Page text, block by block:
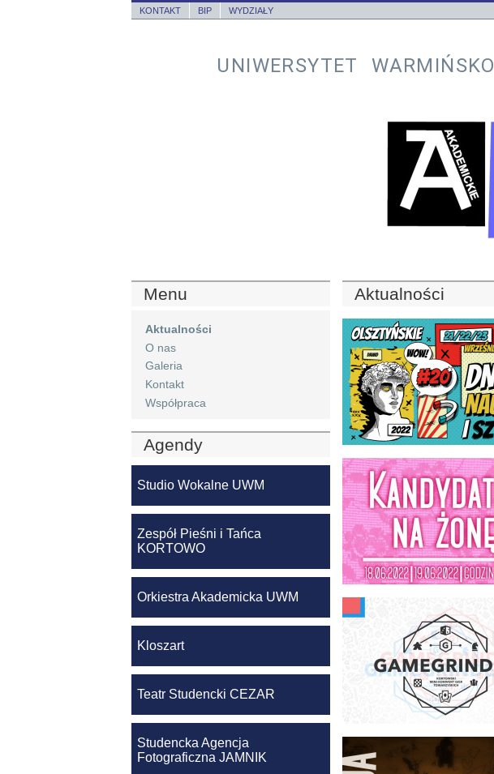
KONTAKT BIP WYDZIAŁY
UNIWERSYTET WARMIŃSKO
Menu
Aktualności
O nas
Galeria
Kontakt
Współpraca
Agendy
Studio Wokalne UWM
Zespół Pieśni i Tańca
KORTOWO
Orkiestra Akademicka UWM
Kloszart
Teatr Studencki CEZAR
Studencka Agencja
Fotograficzna JAMNIK
Aktualności